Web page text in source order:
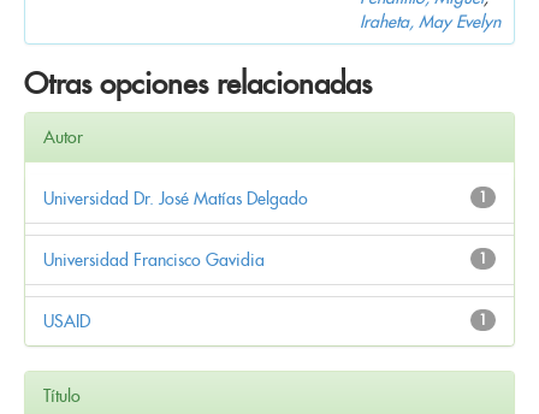
Iraheta, May Evelyn
Otras opciones relacionadas
Autor
1
Universidad Dr. José Matías Delgado
1
Universidad Francisco Gavidia
1
USAID
Título